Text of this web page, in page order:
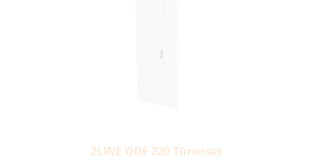
2LINE ODF 220 Türenset